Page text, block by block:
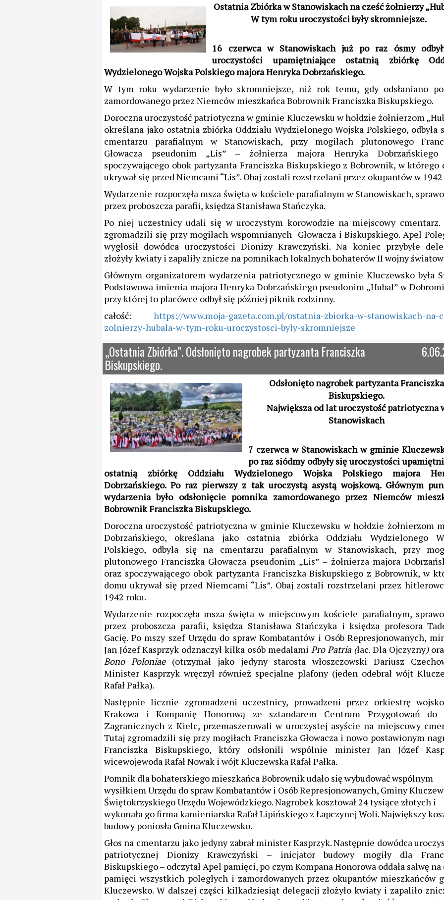
Ostatnia Zbiórka w Stanowiskach na cześć żołnierzy
W tym roku uroczystości były skromniejsze.
16 czerwca w Stanowiskach już po raz ósmy
uroczystości upamiętniające ostatnią zbiórkę
Wydzielonego Wojska Polskiego majora Henryka Dobrzańskiego.
W tym roku wydarzenie było skromniejsze, niż rok temu, gdy odsłaniano
zamordowanego przez Niemców mieszkańca Bobrownik Franciszka Biskupskiego.
Doroczna uroczystość patriotyczna w gminie Kluczewsku w hołdzie żołnierzom
określana jako ostatnia zbiórka Oddziału Wydzielonego Wojska Polskiego, odbyła
cmentarzu parafialnym w Stanowiskach, przy mogiłach plutonowego
Głowacza pseudonim „Lis” – żołnierza majora Henryka Dobrzańskiego
spoczywającego obok partyzanta Franciszka Biskupskiego z Bobrownik, w którego
ukrywał się przed Niemcami “Lis”. Obaj zostali rozstrzelani przez okupantów w
Wydarzenie rozpoczęła msza święta w kościele parafialnym w Stanowiskach,
przez proboszcza parafii, księdza Stanisława Stańczyka.
Po niej uczestnicy udali się w uroczystym korowodzie na miejscowy cmentarz.
zgromadzili się przy mogiłach wspomnianych Głowacza i Biskupskiego. Apel
wygłosił dowódca uroczystości Dionizy Krawczyński. Na koniec przybyłe
złożyły kwiaty i zapaliły znicze na pomnikach lokalnych bohaterów II wojny
Głównym organizatorem wydarzenia patriotycznego w gminie Kluczewsko była
Podstawowa imienia majora Henryka Dobrzańskiego pseudonim „Hubal” w
przy której to placówce odbył się później piknik rodzinny.
całość: https://www.moja-gazeta.com.pl/ostatnia-zbiorka-w-stanowiskach-na-
zolnierzy-hubala-w-tym-roku-uroczystosci-byly-skromniejsze
„Ostatnia Zbiórka”. Odsłonięto nagrobek partyzanta Franciszka
Biskupskiego.
Odsłonięto nagrobek partyzanta Franciszka
Biskupskiego.
Największa od lat uroczystość patriotyczna
Stanowiskach
7 czerwca w Stanowiskach w gminie
po raz siódmy odbyły się uroczystości
ostatnią zbiórkę Oddziału Wydzielonego Wojska Polskiego majora
Dobrzańskiego. Po raz pierwszy z tak uroczystą asystą wojskową. Głównym
wydarzenia było odsłonięcie pomnika zamordowanego przez Niemców
Bobrownik Franciszka Biskupskiego.
Doroczna uroczystość patriotyczna w gminie Kluczewsku w hołdzie żołnierzom
Dobrzańskiego, określana jako ostatnia zbiórka Oddziału Wydzielonego
Polskiego, odbyła się na cmentarzu parafialnym w Stanowiskach, przy
plutonowego Franciszka Głowacza pseudonim „Lis” – żołnierza majora
oraz spoczywającego obok partyzanta Franciszka Biskupskiego z Bobrownik, w
domu ukrywał się przed Niemcami “Lis”. Obaj zostali rozstrzelani przez
1942 roku.
Wydarzenie rozpoczęła msza święta w miejscowym kościele parafialnym,
przez proboszcza parafii, księdza Stanisława Stańczyka i księdza profesora
Gacię. Po mszy szef Urzędu do spraw Kombatantów i Osób Represjonowanych,
Jan Józef Kasprzyk odznaczył kilka osób medalami Pro Patria (łac. Dla Ojczyzny)
Bono Poloniae (otrzymał jako jedyny starosta włoszczowski Dariusz
Minister Kasprzyk wręczył również specjalne plafony (jeden odebrał wójt
Rafał Pałka).
Następnie licznie zgromadzeni uczestnicy, prowadzeni przez orkiestrę
Krakowa i Kompanię Honorową ze sztandarem Centrum Przygotowań do
Zagranicznych z Kielc, przemaszerowali w uroczystej asyście na miejscowy
Tutaj zgromadzili się przy mogiłach Franciszka Głowacza i nowo postawionym
Franciszka Biskupskiego, który odsłonili wspólnie minister Jan Józef
wicewojewoda Rafał Nowak i wójt Kluczewska Rafał Pałka.
Pomnik dla bohaterskiego mieszkańca Bobrownik udało się wybudować wspólnym
wysiłkiem Urzędu do spraw Kombatantów i Osób Represjonowanych, Gminy
Świętokrzyskiego Urzędu Wojewódzkiego. Nagrobek kosztował 24 tysiące złotych i
wykonała go firma kamieniarska Rafał Lipińskiego z Łapczynej Woli. Największy
budowy poniosła Gmina Kluczewsko.
Głos na cmentarzu jako jedyny zabrał minister Kasprzyk. Następnie dowódca
patriotycznej Dionizy Krawczyński – inicjator budowy mogiły dla
Biskupskiego – odczytał Apel pamięci, po czym Kompana Honorowa oddała salwę na
pamięci wszystkich poległych i zamordowanych przez okupantów mieszkańców
Kluczewsko. W dalszej części kilkadziesiąt delegacji złożyło kwiaty i zapaliło